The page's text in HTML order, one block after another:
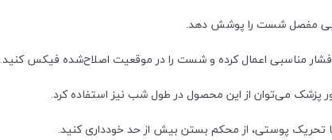
مفصل شست را پوشش دهد.
فشار مناسبی اعمال کرده و شست را در موقعیت اصلاح‌شده فیکس کنید.
پزشک می‌توان از این محصول در طول شب نیز استفاده کرد.
تحریک پوستی، از محکم بستن بیش از حد خودداری کنید.